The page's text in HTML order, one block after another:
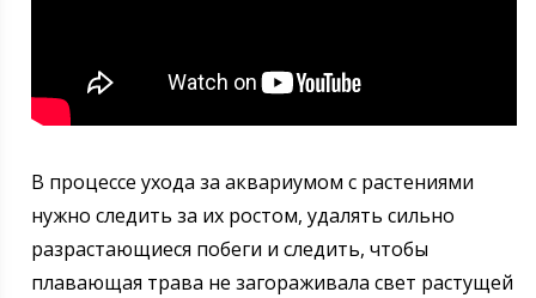
В процессе ухода за аквариумом с растениями
нужно следить за их ростом, удалять сильно
разрастающиеся побеги и следить, чтобы
плавающая трава не загораживала свет растущей